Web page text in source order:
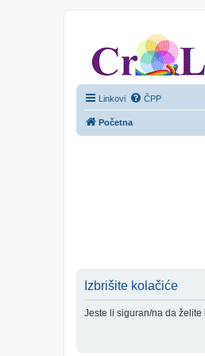
Linkovi ČPP
Početna
Izbrišite kolačiće
Jeste li siguran/na da